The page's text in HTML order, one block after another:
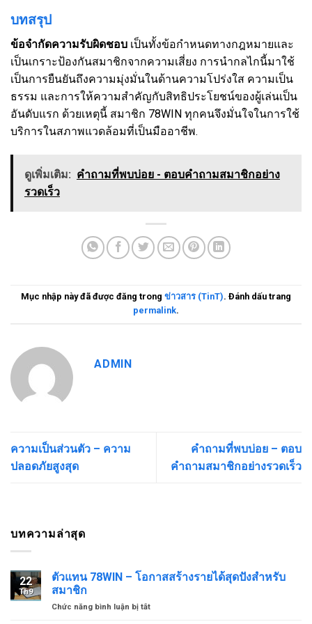
บทสรุป
ข้อจำกัดความรับผิดชอบ เป็นทั้งข้อกำหนดทางกฎหมายและ
เป็นเกราะป้องกันสมาชิกจากความเสี่ยง การนำกลไกนี้มาใช้
เป็นการยืนยันถึงความมุ่งมั่นในด้านความโปร่งใส ความเป็น
ธรรม และการให้ความสำคัญกับสิทธิประโยชน์ของผู้เล่นเป็น
อันดับแรก ด้วยเหตุนี้ สมาชิก 78WIN ทุกคนจึงมั่นใจในการใช้
บริการในสภาพแวดล้อมที่เป็นมืออาชีพ.
ดูเพิ่มเติม: คำถามที่พบบ่อย - ตอบคำถามสมาชิกอย่าง
รวดเร็ว
Mục nhập này đã được đăng trong ข่าวสาร (TinT). Đánh dấu trang
permalink.
ADMIN
ความเป็นส่วนตัว – ความ
ปลอดภัยสูงสุด
คำถามที่พบบ่อย – ตอบ
คำถามสมาชิกอย่างรวดเร็ว
บทความล่าสุด
22
Th9
ตัวแทน 78WIN – โอกาสสร้างรายได้สุดปังสำหรับ
สมาชิก
Chức năng bình luận bị tắtở